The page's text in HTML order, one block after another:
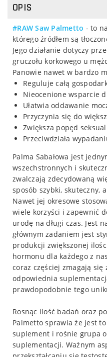
OPIS
#RAW Saw Palmetto - to
którego źródłem są
Jego działanie dotyczy
gruczołu korkowego u
Panowie nawet w bardzo
Reguluje całą
Nieocenione wsparcie
Ułatwia oddawanie
Przyczynia się do
Zwiększa popęd
Przeciwdziała
Palma Sabałowa jest
wszechstronnych i
zwalczają zdecydowaną
sposób szybki, skuteczny,
Nawet jej okresowe
wiele korzyści i zapewnić
urodę na długi czas. Jest
głównym zadaniem jest
produkcji zwiększonej
hormonu dla każdego z
coraz częściej zmagają
odpowiednia
prawdopodobnie tego
Rosnąc ilość badań oraz
Palmetto sprawia że jest
suplement i rośnie grupa
suplementacji. Ważnym